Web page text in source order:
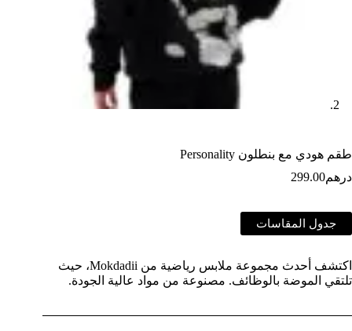
طقم هودي مع بنطلون Personality
درهم299.00
جدول المقاسات
اكتشف أحدث مجموعة ملابس رياضية من Mokdadii، حيث
تلتقي الموضة بالوظائف. مصنوعة من مواد عالية الجودة.